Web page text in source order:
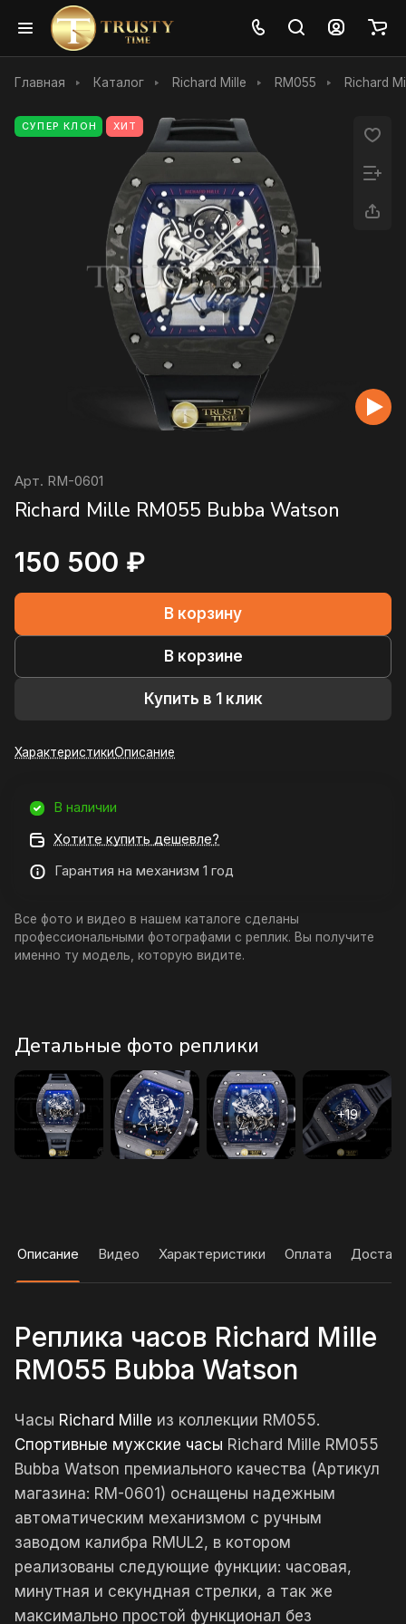
Главная Каталог Richard Mille RM055 Richard
СУПЕР КЛОН ХИТ
Арт. RM-0601
Richard Mille RM055 Bubba Watson
150 500 ₽
В корзину
В корзине
Купить в 1 клик
ХарактеристикиОписание
В наличии
Хотите купить дешевле?
Гарантия на механизм 1 год
Все фото и видео в нашем каталоге сделаны
профессиональными фотографами с реплик. Вы получите
именно ту модель, которую видите.
Детальные фото реплики
Описание Видео Характеристики Оплата
Реплика часов Richard Mille
RM055 Bubba Watson
Часы Richard Mille из коллекции RM055.
Спортивные мужские часы Richard Mille RM055
Bubba Watson премиального качества (Артикул
магазина: RM-0601) оснащены надежным
автоматическим механизмом с ручным
заводом калибра RMUL2, в котором
реализованы следующие функции: часовая,
минутная и секундная стрелки, а так же
максимально простой функционал без